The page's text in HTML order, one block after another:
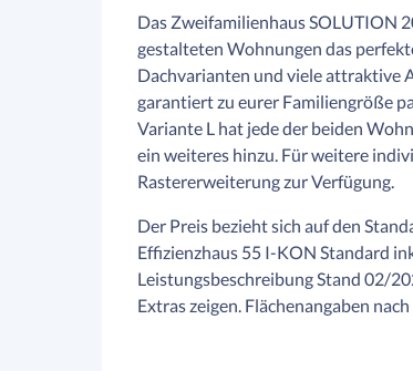
Das Zweifamilienhaus SOLUTION
gestalteten Wohnungen das
Dachvarianten und viele attraktive
garantiert zu eurer Familiengröße
Variante L hat jede der beiden
ein weiteres hinzu. Für weitere
Rastererweiterung zur Verfügung.
Der Preis bezieht sich auf den
Effizienzhaus 55 I-KON Standard
Leistungsbeschreibung Stand 02/
Extras zeigen. Flächenangaben